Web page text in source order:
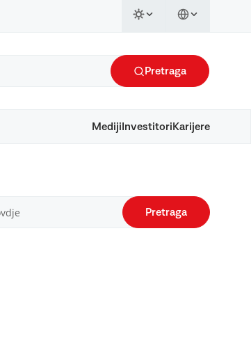
Pretraga
Mediji Investitori Karijere
Pretraga